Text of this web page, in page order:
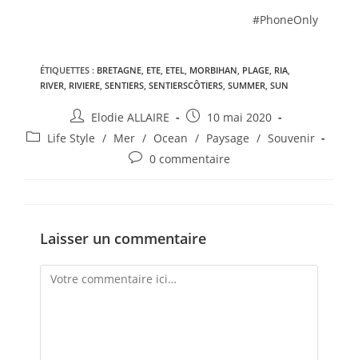
#PhoneOnly
ÉTIQUETTES : BRETAGNE, ETE, ETEL, MORBIHAN, PLAGE, RIA,
RIVER, RIVIERE, SENTIERS, SENTIERSCÔTIERS, SUMMER, SUN
Elodie ALLAIRE
10 mai 2020
Life Style / Mer / Ocean / Paysage / Souvenir
0 commentaire
Laisser un commentaire